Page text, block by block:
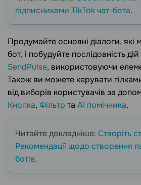
підписниками TikTok чат-бота.
Продумайте основні діалоги, які
бот, і побудуйте послідовність
SendPulse, використовуючи
Також ви можете керувати
від виборів користувачів за
Кнопка, Фільтр та АІ помічника.
Читайте докладніше: Створіть
Рекомендації щодо створення
ботів.